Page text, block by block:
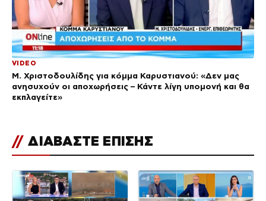
VIDEO
Μ. Χριστοδουλίδης για κόμμα Καρυστιανού: «Δεν μας
ανησυχούν οι αποχωρήσεις – Κάντε λίγη υπομονή και θα
εκπλαγείτε»
// ΔΙΑΒΑΣΤΕ ΕΠΙΣΗΣ